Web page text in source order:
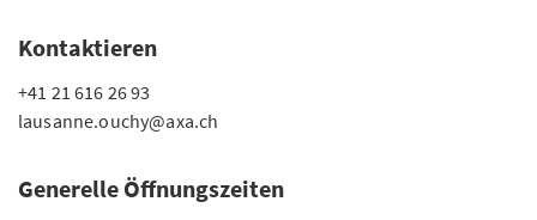
Kontaktieren
+41 21 616 26 93
lausanne.ouchy@axa.ch
Generelle Öffnungszeiten